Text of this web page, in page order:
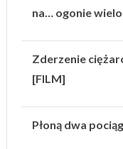
na… ogonie
Zderzenie
[FILM]
Płoną dwa